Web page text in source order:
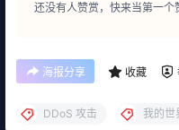
还没有人赞赏，快来当第一个
海报分享 收藏
DDoS 攻击 我的世